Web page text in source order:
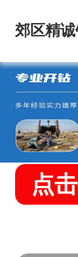
郊区精
点